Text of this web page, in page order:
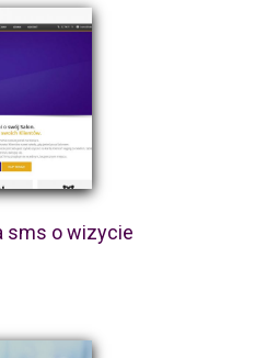
sms o wizycie